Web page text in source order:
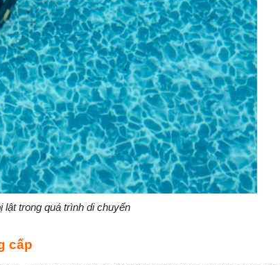
lật trong quá trình di chuyển
cấp